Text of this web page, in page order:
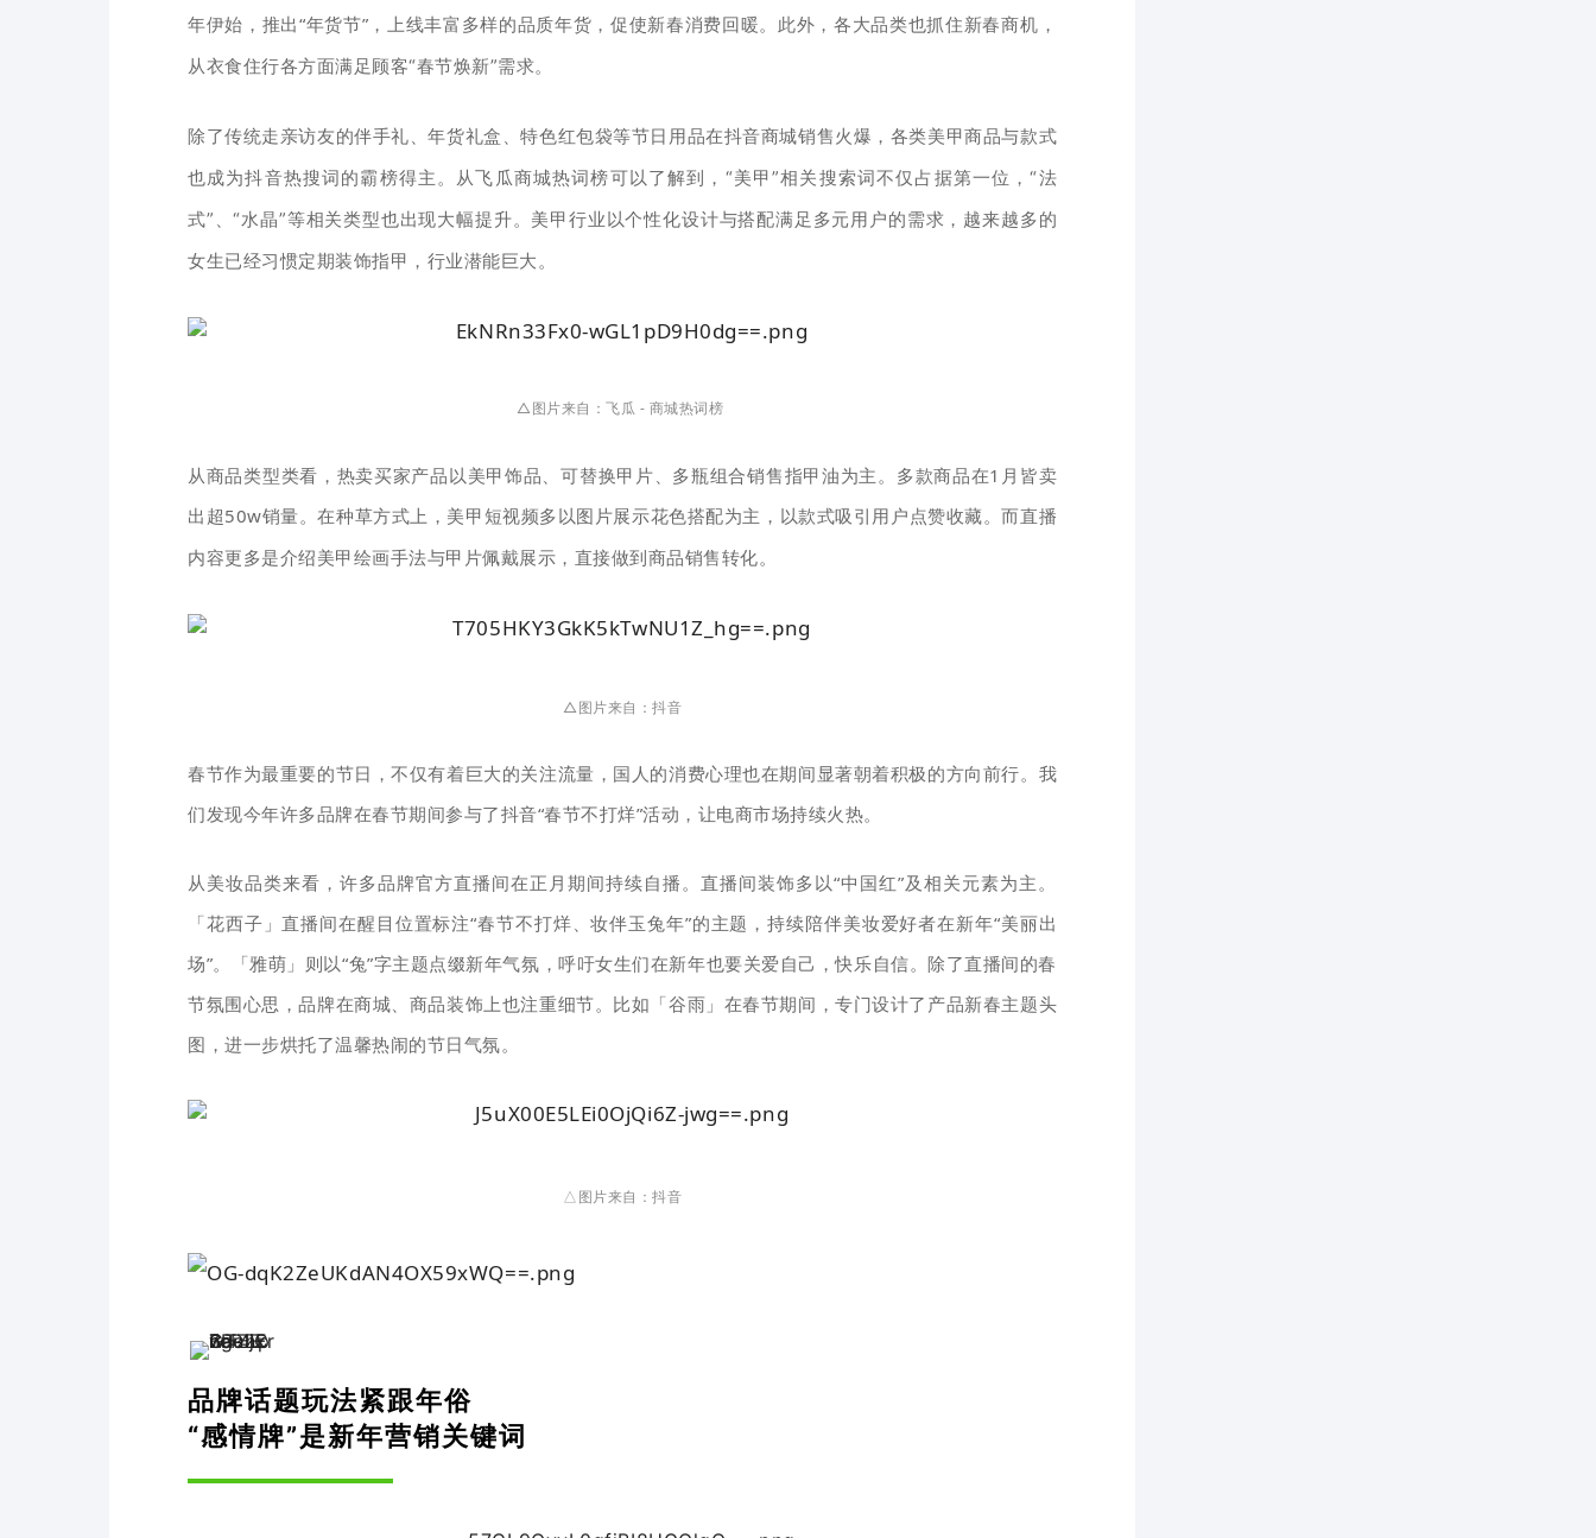
年伊始，推出“年货节”，上线丰富多样的品质年货，促使新春消费回暖。 此外，各大品类也抓住新春商机，
从衣食住行各方面满足顾客“春节焕新”需求。
除了传统走亲访友的伴手礼、年货礼盒、特色红包袋等节日用品在抖音商城销售火爆，各类美甲商品与款式
也成为抖音热搜词的霸榜得主。 从飞瓜商城热词榜可以了解到，“美甲”相关搜索词不仅占据第一位，“法
式”、“水晶”等相关类型也出现大幅提升。美甲行业以个性化设计与搭配满足多元用户的需求，越来越多的
女生已经习惯定期装饰指甲，行业潜能巨大。
△图片来自：飞瓜 - 商城热词榜
从商品类型类看，热卖买家产品以美甲饰品、可替换甲片、多瓶组合销售指甲油为主。多款商品在1月皆卖
出超50w销量。在种草方式上， 美甲短视频多以图片展示花色搭配为主，以款式吸引用户点赞收藏。而直播
内容更多是介绍美甲绘画手法与甲片佩戴展示，直接做到商品销售转化。
△图片来自： 抖音
春节作为最重要的节日，不仅有着巨大的关注流量，国人的消费心理也在期间显著朝着积极的方向前行。我
们发现今年许多品牌在春节期间参与了抖音“春节不打烊”活动，让电商市场持续火热。
从美妆品类来看，许多品牌官方直播间在正月期间持续自播。直播间装饰多以“中国红”及相关元素为主。
「花西子」直播间在醒目位置标注“春节不打烊、妆伴玉兔年”的主题，持续陪伴美妆爱好者在新年“美丽出
场”。「雅萌」则以“兔”字主题点缀新年气氛，呼吁女生们在新年也要关爱自己，快乐自信。除了直播间的春
节氛围心思，品牌在商城、商品装饰上也注重细节。比如「谷雨」在春节期间，专门设计了产品新春主题头
图，进一步烘托了温馨热闹的节日气氛。
△图片来自：抖音
品牌话题玩法紧跟年俗
“感情牌”是新年营销关键词